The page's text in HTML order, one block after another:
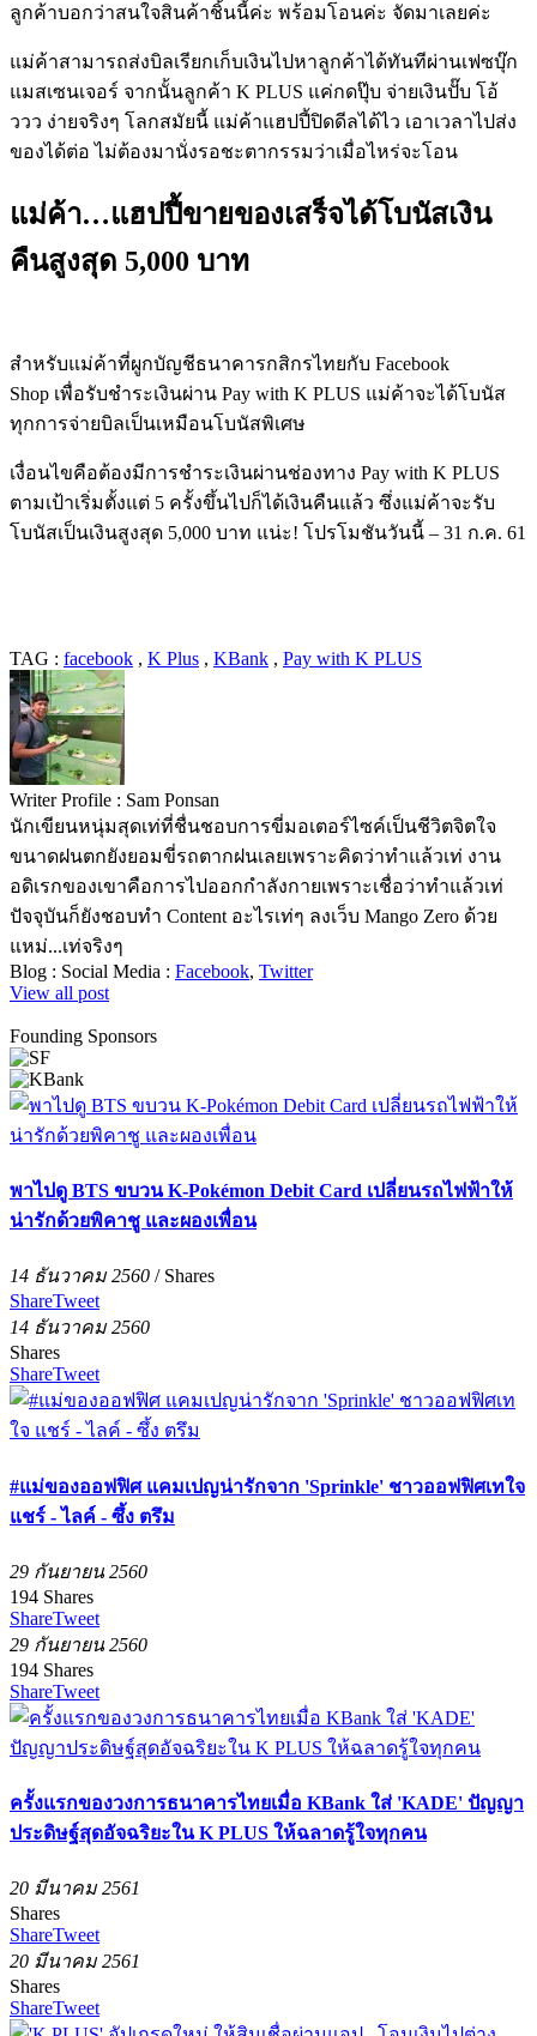
ลูกค้าบอกว่าสนใจสินค้าชิ้นนี้ค่ะ พร้อมโอนค่ะ จัดมาเลยค่ะ
แม่ค้าสามารถส่งบิลเรียกเก็บเงินไปหาลูกค้าได้ทันทีผ่านเฟซบุ๊ก
แมสเซนเจอร์ จากนั้นลูกค้า K PLUS แค่กดปุ๊บ จ่ายเงินปั๊บ โอ้
ววว ง่ายจริงๆ โลกสมัยนี้ แม่ค้าแฮปปี้ปิดดีลได้ไว เอาเวลาไปส่ง
ของได้ต่อ ไม่ต้องมานั่งรอชะตากรรมว่าเมื่อไหร่จะโอน
แม่ค้า…แฮปปี้ขายของเสร็จได้โบนัสเงิน
คืนสูงสุด 5,000 บาท
สำหรับแม่ค้าที่ผูกบัญชีธนาคารกสิกรไทยกับ Facebook
Shop เพื่อรับชำระเงินผ่าน Pay with K PLUS แม่ค้าจะได้โบนัส
ทุกการจ่ายบิลเป็นเหมือนโบนัสพิเศษ
เงื่อนไขคือต้องมีการชำระเงินผ่านช่องทาง Pay with K PLUS
ตามเป้าเริ่มตั้งแต่ 5 ครั้งขึ้นไปก็ได้เงินคืนแล้ว ซึ่งแม่ค้าจะรับ
โบนัสเป็นเงินสูงสุด 5,000 บาท แน่ะ! โปรโมชันวันนี้ – 31 ก.ค. 61
TAG : facebook , K Plus , KBank , Pay with K PLUS
Writer Profile : Sam Ponsan
นักเขียนหนุ่มสุดเท่ที่ชื่นชอบการขี่มอเตอร์ไซค์เป็นชีวิตจิตใจ
ขนาดฝนตกยังยอมขี่รถตากฝนเลยเพราะคิดว่าทำแล้วเท่ งาน
อดิเรกของเขาคือการไปออกกำลังกายเพราะเชื่อว่าทำแล้วเท่
ปัจจุบันก็ยังชอบทำ Content อะไรเท่ๆ ลงเว็บ Mango Zero ด้วย
แหม่...เท่จริงๆ
Blog : Social Media : Facebook, Twitter
View all post
Founding Sponsors
พาไปดู BTS ขบวน K-Pokémon Debit Card เปลี่ยนรถไฟฟ้าให้
น่ารักด้วยพิคาชู และผองเพื่อน
14 ธันวาคม 2560 / Shares
ShareTweet
14 ธันวาคม 2560
Shares
ShareTweet
#แม่ของออฟฟิศ แคมเปญน่ารักจาก 'Sprinkle' ชาวออฟฟิศเทใจ
แชร์ - ไลค์ - ซึ้ง ตรึม
29 กันยายน 2560
194 Shares
ShareTweet
29 กันยายน 2560
194 Shares
ShareTweet
ครั้งแรกของวงการธนาคารไทยเมื่อ KBank ใส่ 'KADE' ปัญญา
ประดิษฐ์สุดอัจฉริยะใน K PLUS ให้ฉลาดรู้ใจทุกคน
20 มีนาคม 2561
Shares
ShareTweet
20 มีนาคม 2561
Shares
ShareTweet